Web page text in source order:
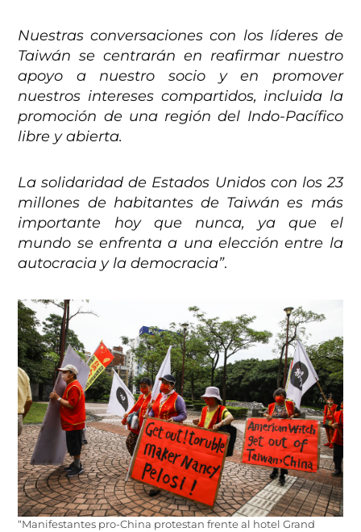
Nuestras conversaciones con los líderes de
Taiwán se centrarán en reafirmar nuestro
apoyo a nuestro socio y en promover
nuestros intereses compartidos, incluida la
promoción de una región del Indo-Pacífico
libre y abierta.
La solidaridad de Estados Unidos con los 23
millones de habitantes de Taiwán es más
importante hoy que nunca, ya que el
mundo se enfrenta a una elección entre la
autocracia y la democracia”.
“Manifestantes pro-China protestan frente al hotel Grand